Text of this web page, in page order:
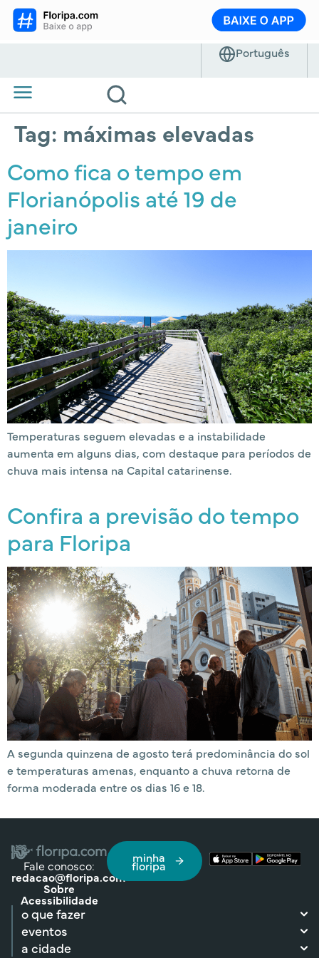
Tag: máximas elevadas
Como fica o tempo em
Florianópolis até 19 de
janeiro
Temperaturas seguem elevadas e a instabilidade
aumenta em alguns dias, com destaque para períodos de
chuva mais intensa na Capital catarinense.
Confira a previsão do tempo
para Floripa
A segunda quinzena de agosto terá predominância do sol
e temperaturas amenas, enquanto a chuva retorna de
forma moderada entre os dias 16 e 18.
Fale conosco:
redacao@floripa.com
Sobre
Acessibilidade
minha
floripa
o que fazer
eventos
a cidade